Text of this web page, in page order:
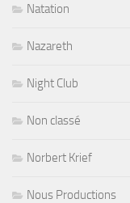
Natation
Nazareth
Night Club
Non classé
Norbert Krief
Nous Productions